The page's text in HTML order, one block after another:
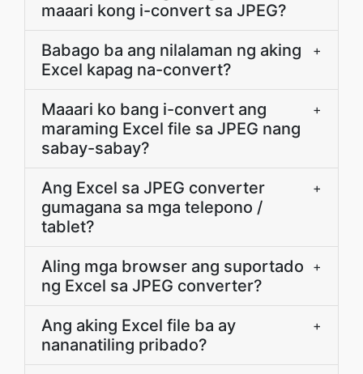
maaari kong i-convert sa JPEG?
Babago ba ang nilalaman ng aking
Excel kapag na-convert?
+
Maaari ko bang i-convert ang
maraming Excel file sa JPEG nang
sabay-sabay?
+
Ang Excel sa JPEG converter
gumagana sa mga telepono /
tablet?
+
Aling mga browser ang suportado
ng Excel sa JPEG converter?
+
Ang aking Excel file ba ay
nananatiling pribado?
+